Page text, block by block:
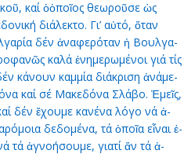
καί ὁὁ­ποῖ­ος θε­ω­ροῦ­σε ὡς
δι­ά­λε­κτο. Γι’ αὐ­τό, ὅ­ταν
δέν ἀ­να­φε­ρό­ταν ἡ Βουλ­γα­
κα­λά ἐ­νη­με­ρω­μέ­νοι γιά τίς
κά­νουν καμ­μί­α δι­ά­κρι­ση ἀ­νά­με­
καί σέ Μα­κε­δό­να Σλά­βο. Ἐ­μεῖς,
δέν ἔ­χου­με κα­νέ­να λό­γο νά ἀ­
δε­δο­μέ­να, τά ὁ­ποῖ­α εἶ­ναι ἑ­
τά ἀ­γνο­ή­σου­με, για­τί ἄν τά ἀ­